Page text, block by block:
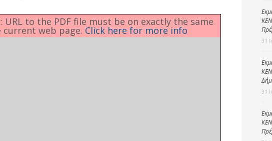
προστασία
URL to the PDF file must be on exactly the same
current web page. Click here for more info
31
31